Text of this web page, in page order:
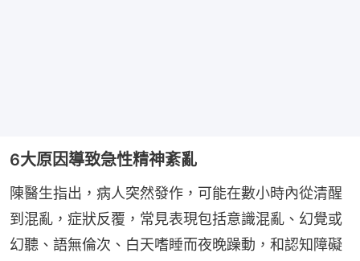
6大原因導致急性精神紊亂
陳醫生指出，病人突然發作，可能在數小時內從清醒
到混亂，症狀反覆，常見表現包括意識混亂、幻覺或
幻聽、語無倫次、白天嗜睡而夜晚躁動，和認知障礙